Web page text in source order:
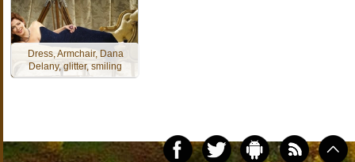
Dress, Armchair, Dana
Delany, glitter, smiling